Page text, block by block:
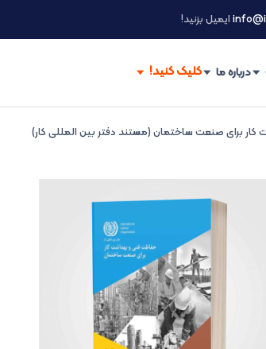
ایمیل بزنید!
درباره ما
برای صنعت ساختمان (مستند دفتر بین المللی کار)